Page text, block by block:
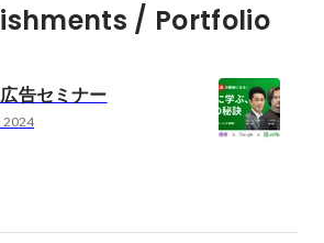
/ Portfolio
告セミナー
2024